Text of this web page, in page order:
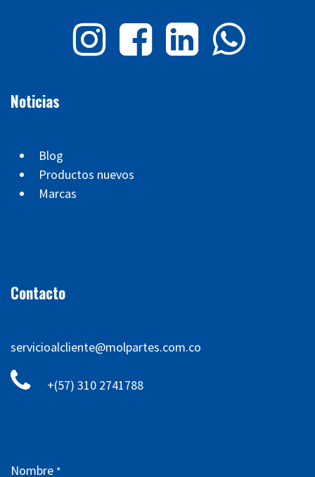
Noticias
Blog
Productos nuevos
Marcas
Contacto
servicioalcliente@molpartes.com.co
+(57) 310 2741788
Nombre *